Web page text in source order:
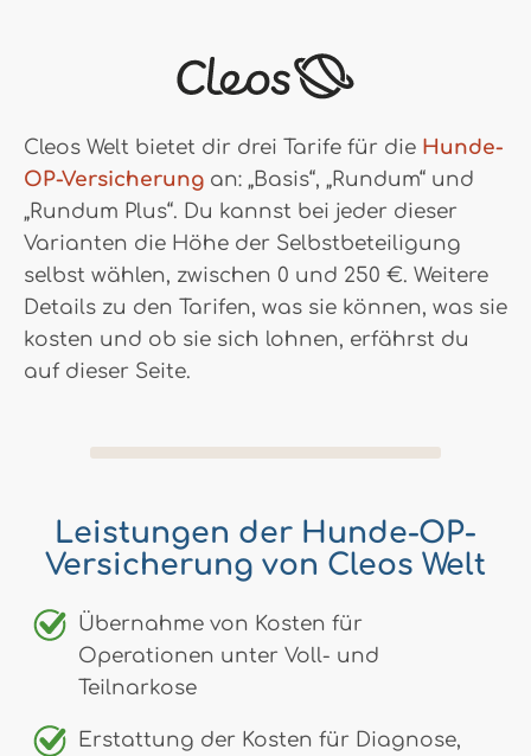
Cleos Welt bietet dir drei Tarife für die Hunde-
OP-Versicherung an: „Basis“, „Rundum“ und
„Rundum Plus“. Du kannst bei jeder dieser
Varianten die Höhe der Selbstbeteiligung
selbst wählen, zwischen 0 und 250 €. Weitere
Details zu den Tarifen, was sie können, was sie
kosten und ob sie sich lohnen, erfährst du
auf dieser Seite.
Leistungen der Hunde-OP-
Versicherung von Cleos Welt
Übernahme von Kosten für
Operationen unter Voll- und
Teilnarkose
Erstattung der Kosten für Diagnose,